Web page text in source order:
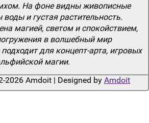
На фоне видны живописные
и густая растительность.
магией, светом и спокойствием,
в волшебный мир
для концепт-арта, игровых
магии.
2026 Amdoit | Designed by Amdoit